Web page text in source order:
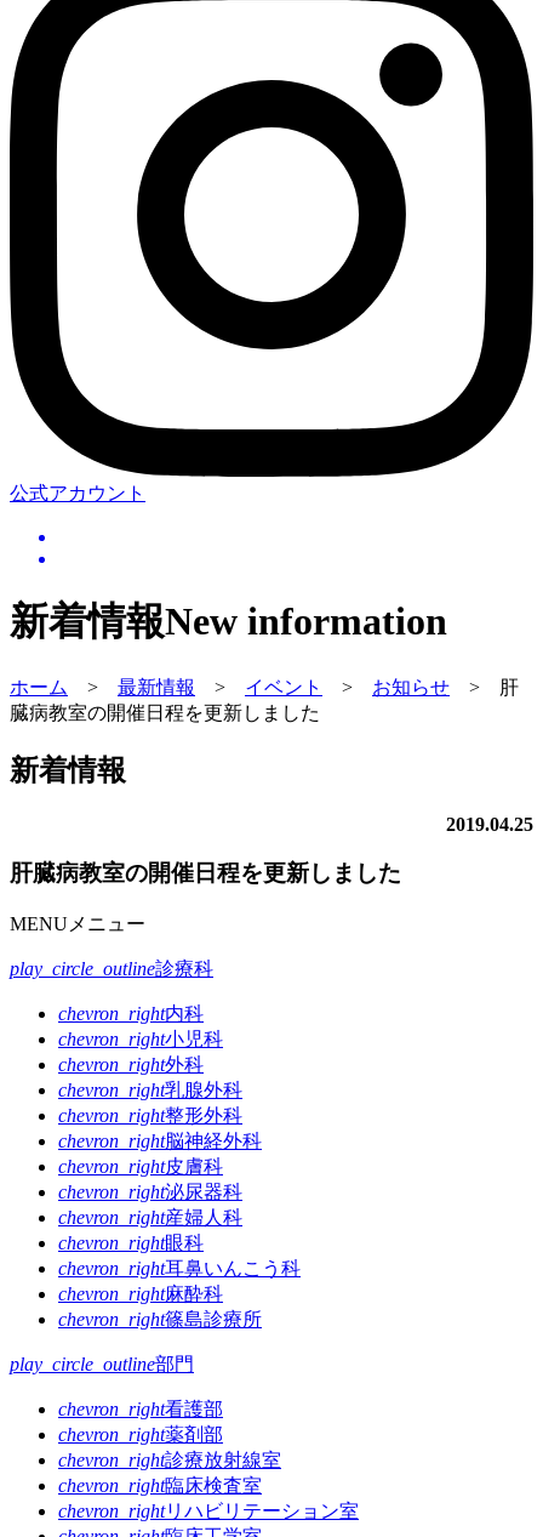
公式アカウント
新着情報New information
ホーム > 最新情報 > イベント > お知らせ >
肝
臓病教室の開催日程を更新しました
新着情報
2019.04.25
肝臓病教室の開催日程を更新しました
MENU メニュー
play_circle_outline診療科
chevron_right内科
chevron_right小児科
chevron_right外科
chevron_right乳腺外科
chevron_right整形外科
chevron_right脳神経外科
chevron_right皮膚科
chevron_right泌尿器科
chevron_right産婦人科
chevron_right眼科
chevron_right耳鼻いんこう科
chevron_right麻酔科
chevron_right篠島診療所
play_circle_outline部門
chevron_right看護部
chevron_right薬剤部
chevron_right診療放射線室
chevron_right臨床検査室
chevron_rightリハビリテーション室